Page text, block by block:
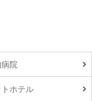
院
ホテル